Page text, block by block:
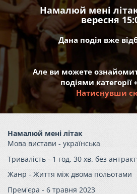
Намалюй мені
вересня
Дана подія вже
Але ви можете
подіями категорії
Натиснувши
Намалюй мені літак
Мова вистави - українська
Тривалість - 1 год. 30 хв. без
Жанр - Життя між двома польотами
Прем'єра - 6 травня 2023